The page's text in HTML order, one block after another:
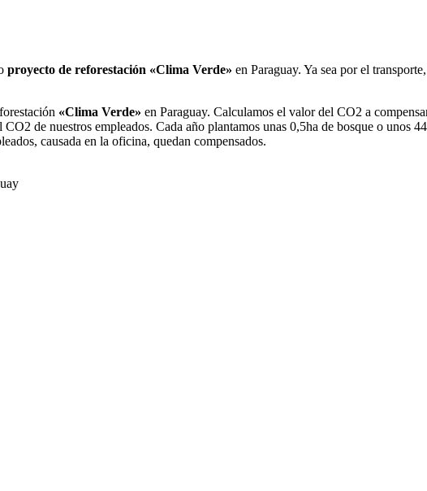
proyecto de reforestación «Clima Verde» en Paraguay. Ya sea por el
«Clima Verde» en Paraguay. Calculamos el valor del CO2 a
de nuestros empleados. Cada año plantamos unas 0,5ha de bosque o unos
causada en la oficina, quedan compensados.